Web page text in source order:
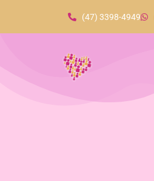
(47) 3398-4949